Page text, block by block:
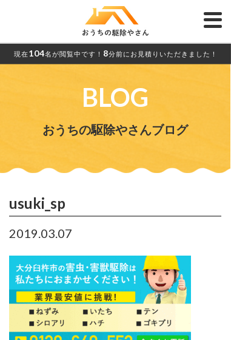
現在104名が閲覧中です！ 8分前にお見積りいただきました！
BLOG
おうちの駆除やさんブログ
usuki_sp
2019.03.07